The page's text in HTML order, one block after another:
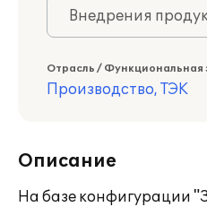
Внедрения
Отрасль / Функциональная
Производство, ТЭК
Описание
На базе конфигурации